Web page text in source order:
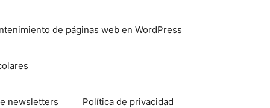
de páginas web en WordPress
newsletters Política de privacidad